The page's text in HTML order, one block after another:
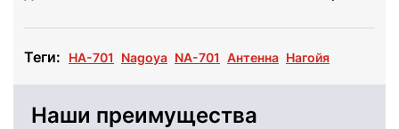
Теги: НА-701 Nagoya NA-701 Антенна Нагойя
Наши преимущества